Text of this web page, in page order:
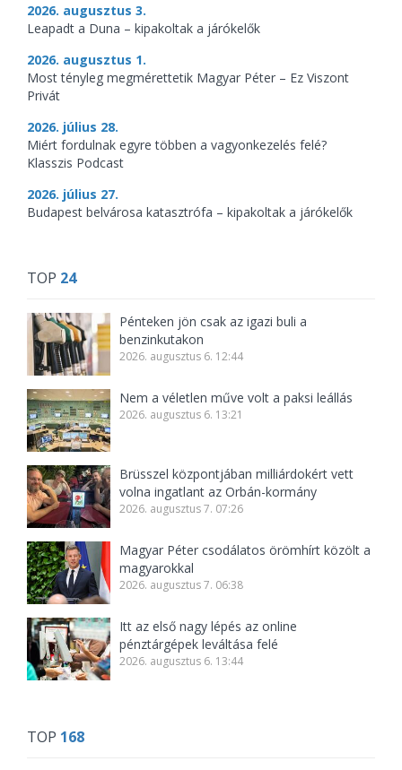
2026. augusztus 3.
Leapadt a Duna – kipakoltak a járókelők
2026. augusztus 1.
Most tényleg megmérettetik Magyar Péter – Ez Viszont
Privát
2026. július 28.
Miért fordulnak egyre többen a vagyonkezelés felé?
Klasszis Podcast
2026. július 27.
Budapest belvárosa katasztrófa – kipakoltak a járókelők
TOP 24
Pénteken jön csak az igazi buli a
benzinkutakon
2026. augusztus 6. 12:44
Nem a véletlen műve volt a paksi leállás
2026. augusztus 6. 13:21
Brüsszel központjában milliárdokért vett
volna ingatlant az Orbán-kormány
2026. augusztus 7. 07:26
Magyar Péter csodálatos örömhírt közölt a
magyarokkal
2026. augusztus 7. 06:38
Itt az első nagy lépés az online
pénztárgépek leváltása felé
2026. augusztus 6. 13:44
TOP 168